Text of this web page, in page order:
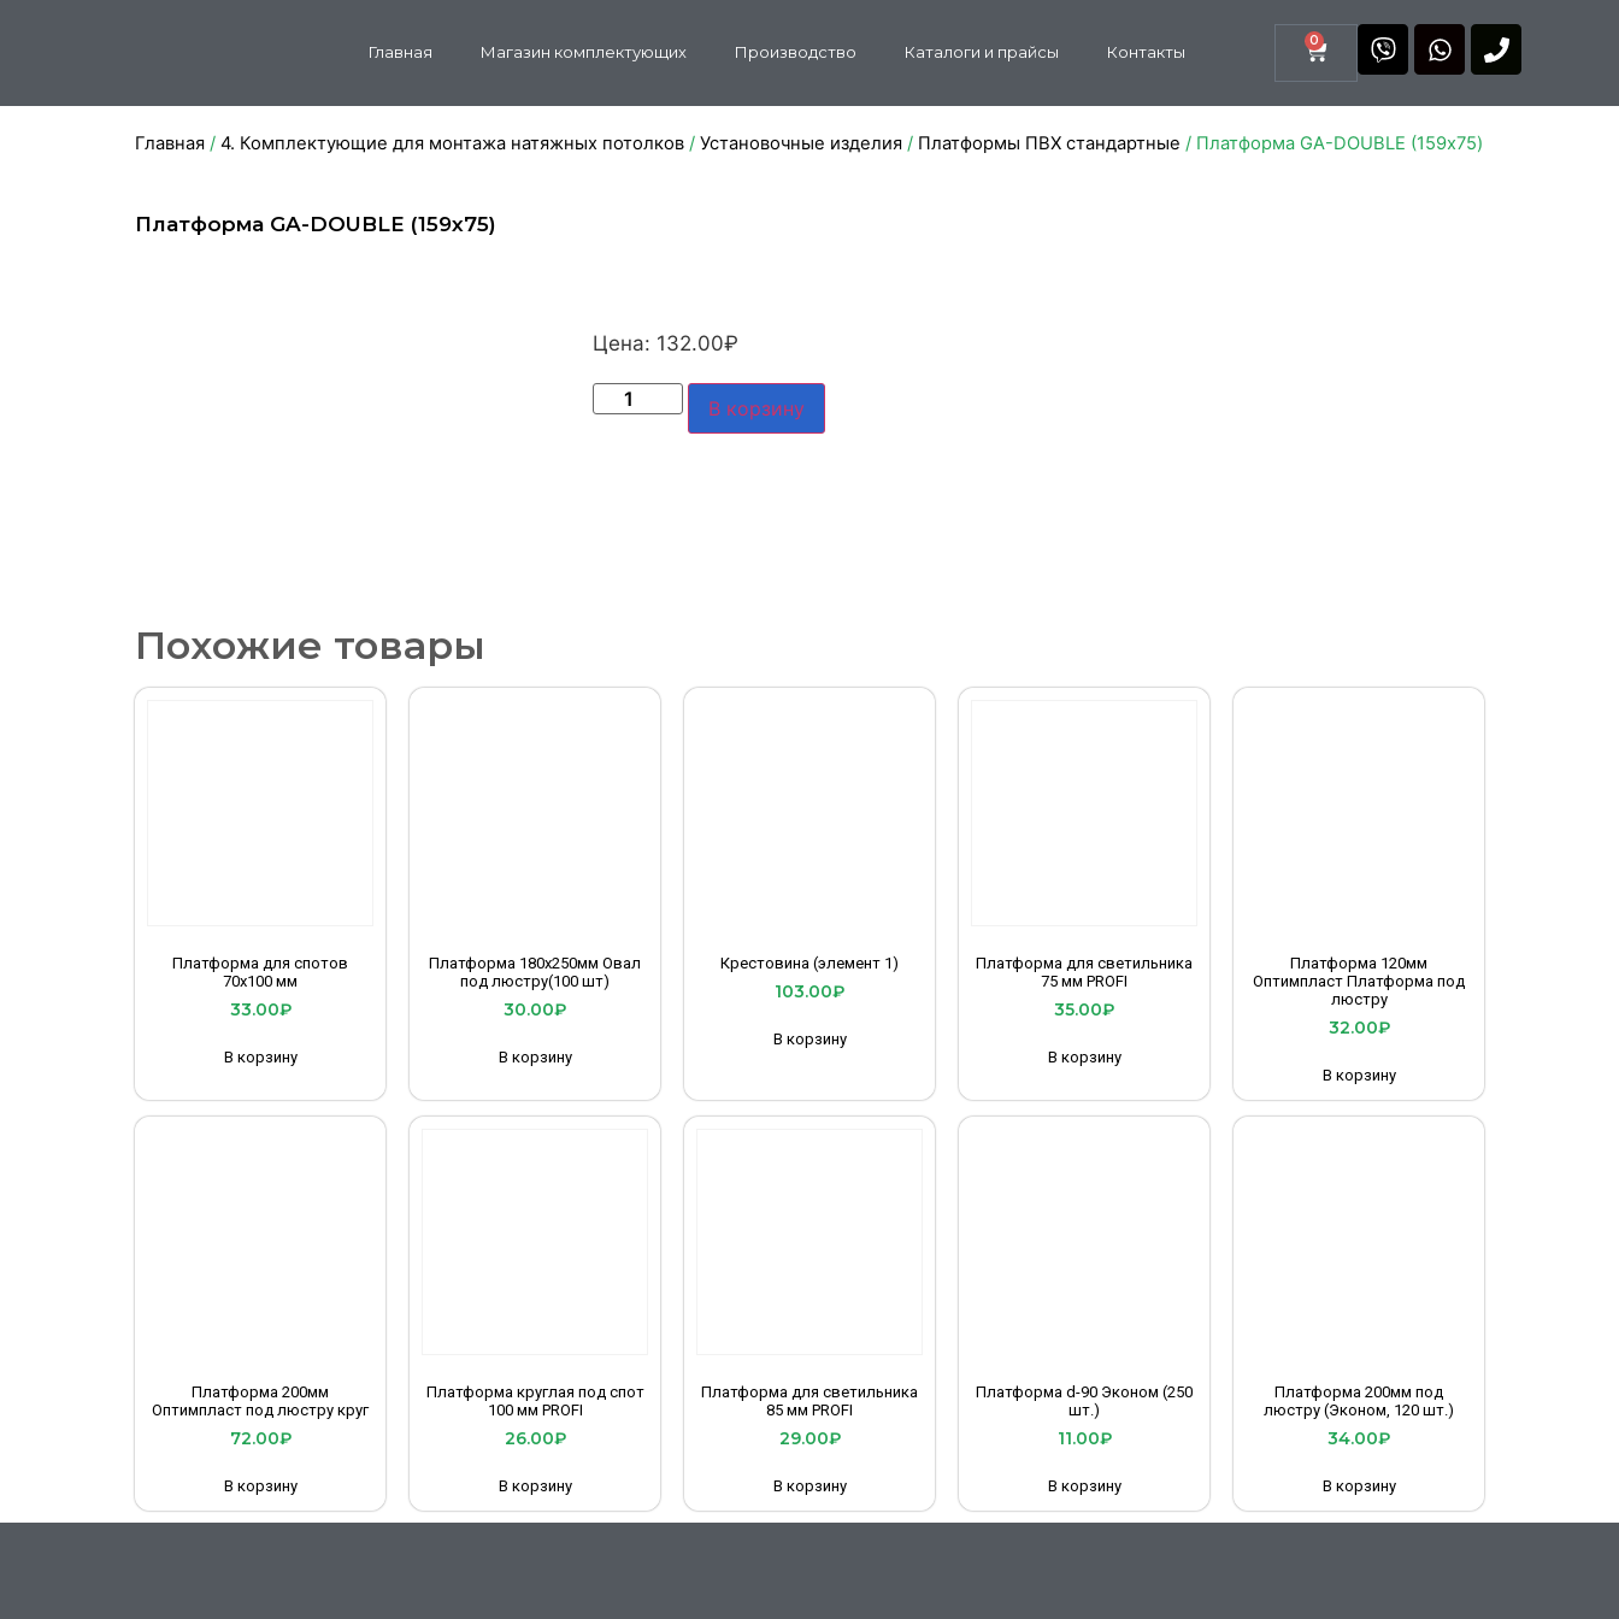
Главная Магазин комплектующих Производство Каталоги и прайсы Контакты
0
Главная / 4. Комплектующие для монтажа натяжных потолков / Установочные изделия / Платформы ПВХ стандартные / Платформа GA-DOUBLE (159х75)
Платформа GA-DOUBLE (159х75)
Цена: 132.00₽
В корзину
Похожие товары
Платформа для спотов
70х100 мм
33.00₽
В корзину
Платформа 180х250мм Овал
под люстру(100 шт)
30.00₽
В корзину
Крестовина (элемент 1)
103.00₽
В корзину
Платформа для светильника
75 мм PROFI
35.00₽
В корзину
Платформа 120мм
Оптимпласт Платформа под
люстру
32.00₽
В корзину
Платформа 200мм
Оптимпласт под люстру круг
72.00₽
В корзину
Платформа круглая под спот
100 мм PROFI
26.00₽
В корзину
Платформа для светильника
85 мм PROFI
29.00₽
В корзину
Платформа d-90 Эконом (250
шт.)
11.00₽
В корзину
Платформа 200мм под
люстру (Эконом, 120 шт.)
34.00₽
В корзину